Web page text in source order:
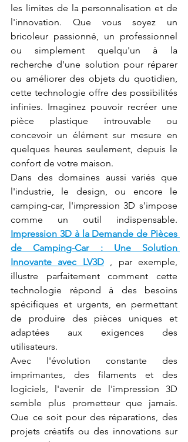
les limites de la personnalisation et de
l'innovation. Que vous soyez un
bricoleur passionné, un professionnel
ou simplement quelqu'un à la
recherche d'une solution pour réparer
ou améliorer des objets du quotidien,
cette technologie offre des possibilités
infinies. Imaginez pouvoir recréer une
pièce plastique introuvable ou
concevoir un élément sur mesure en
quelques heures seulement, depuis le
confort de votre maison.
Dans des domaines aussi variés que
l'industrie, le design, ou encore le
camping-car, l'impression 3D s'impose
Impression 3D à la Demande de Pièces
de Camping-Car : Une Solution
Innovante avec LV3D , par exemple,
illustre parfaitement comment cette
technologie répond à des besoins
spécifiques et urgents, en permettant
de produire des pièces uniques et
adaptées aux exigences des
utilisateurs.
Avec l'évolution constante des
imprimantes, des filaments et des
logiciels, l'avenir de l'impression 3D
semble plus prometteur que jamais.
Que ce soit pour des réparations, des
projets créatifs ou des innovations sur